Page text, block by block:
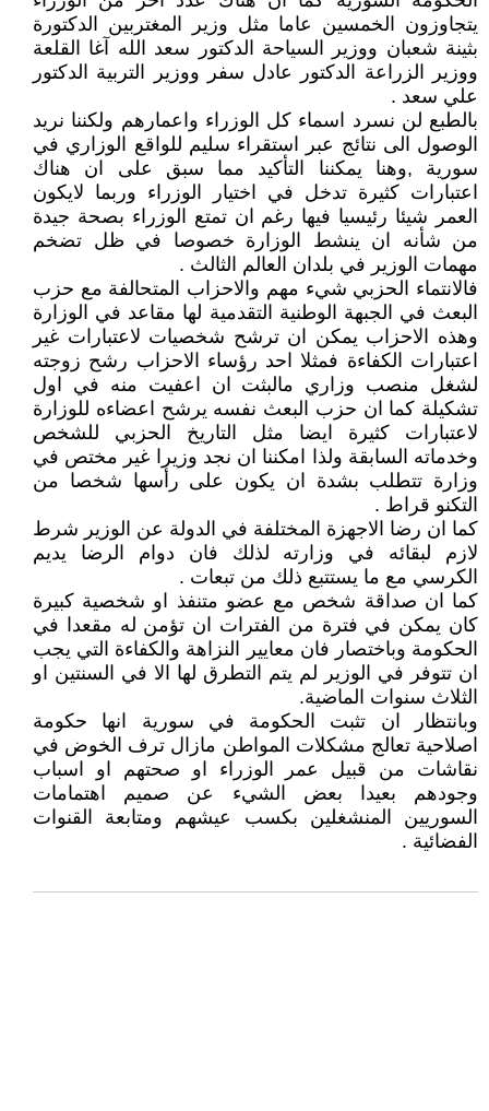
يتجاوزون الخمسين عاما مثل وزير المغتربين الدكتورة
بثينة شعبان ووزير السياحة الدكتور سعد الله آغا القلعة
ووزير الزراعة الدكتور عادل سفر ووزير التربية الدكتور
علي سعد .
بالطبع لن نسرد اسماء كل الوزراء واعمارهم ولكننا نريد
الوصول الى نتائج عبر استقراء سليم للواقع الوزاري في
سورية ,وهنا يمكننا التأكيد مما سبق على ان هناك
اعتبارات كثيرة تدخل في اختيار الوزراء وربما لايكون
العمر شيئا رئيسيا فيها رغم ان تمتع الوزراء بصحة جيدة
من شأنه ان ينشط الوزارة خصوصا في ظل تضخم
مهمات الوزير في بلدان العالم الثالث .
فالانتماء الحزبي شيء مهم والاحزاب المتحالفة مع حزب
البعث في الجبهة الوطنية التقدمية لها مقاعد في الوزارة
وهذه الاحزاب يمكن ان ترشح شخصيات لاعتبارات غير
اعتبارات الكفاءة فمثلا احد رؤساء الاحزاب رشح زوجته
لشغل منصب وزاري مالبثت ان اعفيت منه في اول
تشكيلة كما ان حزب البعث نفسه يرشح اعضاءه للوزارة
لاعتبارات كثيرة ايضا مثل التاريخ الحزبي للشخص
وخدماته السابقة ولذا امكننا ان نجد وزيرا غير مختص في
وزارة تتطلب بشدة ان يكون على رأسها شخصا من
التكنو قراط .
كما ان رضا الاجهزة المختلفة في الدولة عن الوزير شرط
لازم لبقائه في وزارته لذلك فان دوام الرضا يديم
الكرسي مع ما يستتبع ذلك من تبعات .
كما ان صداقة شخص مع عضو متنفذ او شخصية كبيرة
كان يمكن في فترة من الفترات ان تؤمن له مقعدا في
الحكومة وباختصار فان معايير النزاهة والكفاءة التي يجب
ان تتوفر في الوزير لم يتم التطرق لها الا في السنتين او
الثلاث سنوات الماضية.
وبانتظار ان تثبت الحكومة في سورية انها حكومة
اصلاحية تعالج مشكلات المواطن مازال ترف الخوض في
نقاشات من قبيل عمر الوزراء او صحتهم او اسباب
وجودهم بعيدا بعض الشيء عن صميم اهتمامات
السوريين المنشغلين بكسب عيشهم ومتابعة القنوات
الفضائية .